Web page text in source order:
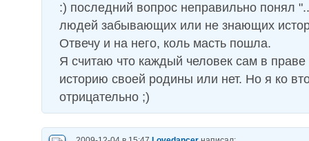
:) последний вопрос неправильно понял
людей забывающих или не знающих
Отвечу и на него, коль масть пошла.
Я считаю что каждый человек сам в праве
историю своей родины или нет. Но я ко
отрицательно ;)